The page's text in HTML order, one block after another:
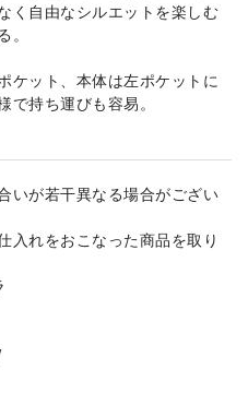
く自由なシルエットを楽しむ
。
ケット、本体は左ポケットに
で持ち運びも容易。
いが若干異なる場合がござい
入れをおこなった商品を取り